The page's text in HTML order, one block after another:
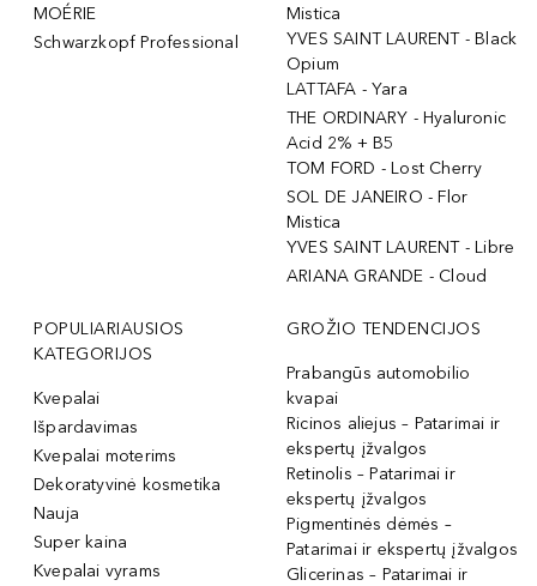
MOÉRIE
Schwarzkopf Professional
Mistica
YVES SAINT LAURENT - Black
Opium
LATTAFA - Yara
THE ORDINARY - Hyaluronic
Acid 2% + B5
TOM FORD - Lost Cherry
SOL DE JANEIRO - Flor
Mistica
YVES SAINT LAURENT - Libre
ARIANA GRANDE - Cloud
POPULIARIAUSIOS
KATEGORIJOS
Kvepalai
Išpardavimas
Kvepalai moterims
Dekoratyvinė kosmetika
Nauja
Super kaina
Kvepalai vyrams
GROŽIO TENDENCIJOS
Prabangūs automobilio
kvapai
Ricinos aliejus – Patarimai ir
ekspertų įžvalgos
Retinolis – Patarimai ir
ekspertų įžvalgos
Pigmentinės dėmės –
Patarimai ir ekspertų įžvalgos
Glicerinas – Patarimai ir